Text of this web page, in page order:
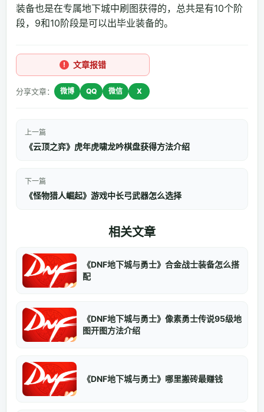
装备也是在专属地下城中刷图获得的，总共是有10个阶
段，9和10阶段是可以出毕业装备的。
文章报错
分享文章： 微博 QQ 微信 X
上一篇
《云顶之弈》虎年虎啸龙吟棋盘获得方法介绍
下一篇
《怪物猎人崛起》游戏中长弓武器怎么选择
相关文章
《DNF地下城与勇士》合金战士装备怎么搭
配
《DNF地下城与勇士》像素勇士传说95级地
图开图方法介绍
《DNF地下城与勇士》哪里搬砖最赚钱